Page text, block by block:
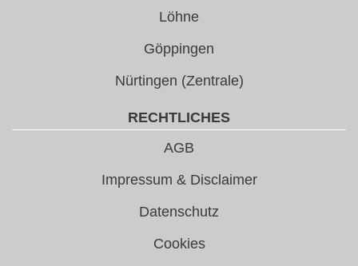
Löhne
Göppingen
Nürtingen (Zentrale)
RECHTLICHES
AGB
Impressum & Disclaimer
Datenschutz
Cookies